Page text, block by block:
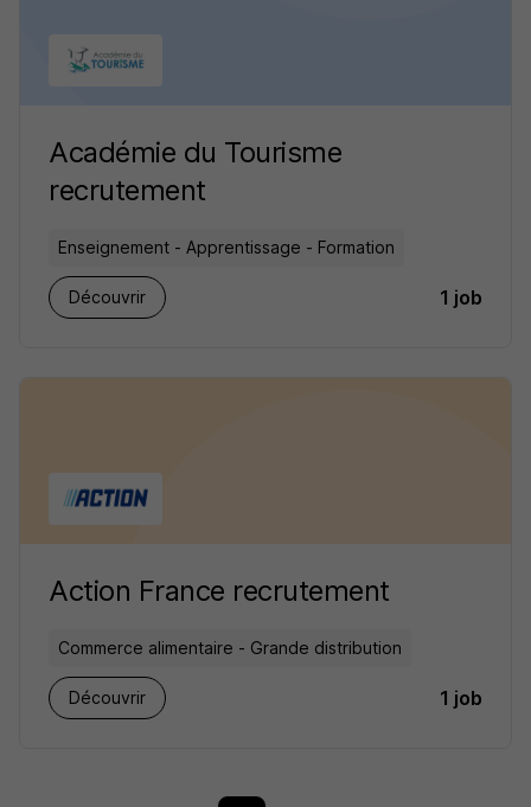
Académie du Tourisme
recrutement
Enseignement - Apprentissage - Formation
Découvrir 1 job
Action France recrutement
Commerce alimentaire - Grande distribution
Découvrir 1 job